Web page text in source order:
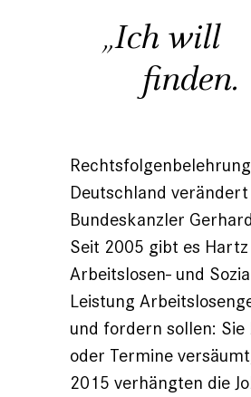
„Ich will
Deutschland
Bundeskanzler
Seit 2005 gibt es
Arbeitslosen- und
Leistung
und fordern sollen:
oder Termine
2015 verhängten die